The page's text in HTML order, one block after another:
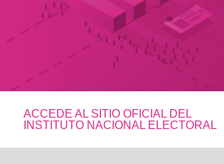
ACCEDE AL SITIO OFICIAL DEL
INSTITUTO NACIONAL ELECTORAL